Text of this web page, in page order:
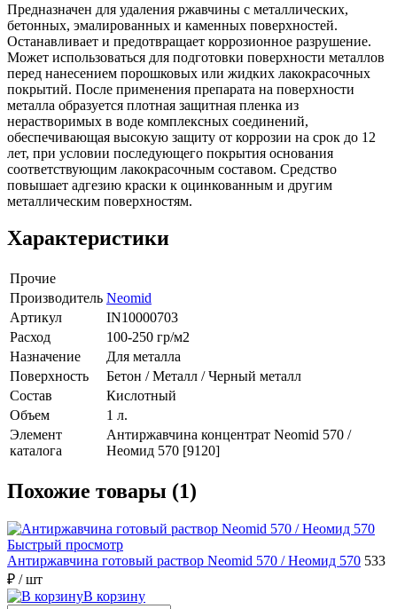
Предназначен для удаления ржавчины с металлических,
бетонных, эмалированных и каменных поверхностей.
Останавливает и предотвращает коррозионное разрушение.
Может использоваться для подготовки поверхности металлов
перед нанесением порошковых или жидких лакокрасочных
покрытий. После применения препарата на поверхности
металла образуется плотная защитная пленка из
нерастворимых в воде комплексных соединений,
обеспечивающая высокую защиту от коррозии на срок до 12
лет, при условии последующего покрытия основания
соответствующим лакокрасочным составом. Средство
повышает адгезию краски к оцинкованным и другим
металлическим поверхностям.
Характеристики
Прочие
Производитель Neomid
Артикул
IN10000703
Расход
100-250 гр/м2
Назначение
Для металла
Поверхность
Бетон / Металл / Черный металл
Состав
Кислотный
Объем
1 л.
Элемент
каталога
Антиржавчина концентрат Neomid 570 /
Неомид 570 [9120]
Похожие товары (1)
Быстрый просмотр
Антиржавчина готовый раствор Neomid 570 / Неомид 570 533
₽ / шт
В корзину